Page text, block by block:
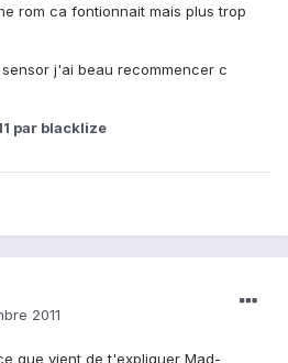
rom ca fontionnait mais plus trop
j'ai beau recommencer c
par blacklize
2011
que vient de t'expliquer Mad-